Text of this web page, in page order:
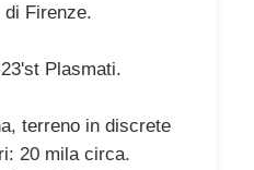
Firenze.
Plasmati.
terreno in discrete
20 mila circa.